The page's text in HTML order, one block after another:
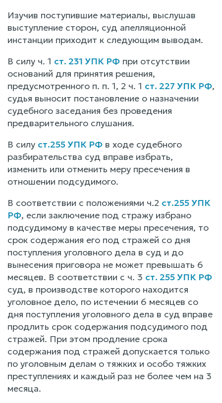
Изучив поступившие материалы, выслушав
выступление сторон, суд апелляционной
инстанции приходит к следующим выводам.
В силу ч. 1 ст. 231 УПК РФ при отсутствии
оснований для принятия решения,
предусмотренного п. п. 1, 2 ч. 1 ст. 227 УПК РФ,
судья выносит постановление о назначении
судебного заседания без проведения
предварительного слушания.
В силу ст.255 УПК РФ в ходе судебного
разбирательства суд вправе избрать,
изменить или отменить меру пресечения в
отношении подсудимого.
В соответствии с положениями ч.2 ст.255 УПК
РФ, если заключение под стражу избрано
подсудимому в качестве меры пресечения, то
срок содержания его под стражей со дня
поступления уголовного дела в суд и до
вынесения приговора не может превышать 6
месяцев. В соответствии с ч. 3 ст. 255 УПК РФ
суд, в производстве которого находится
уголовное дело, по истечении 6 месяцев со
дня поступления уголовного дела в суд вправе
продлить срок содержания подсудимого под
стражей. При этом продление срока
содержания под стражей допускается только
по уголовным делам о тяжких и особо тяжких
преступлениях и каждый раз не более чем на 3
месяца.